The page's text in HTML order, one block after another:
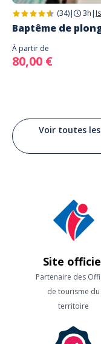
to her ! We always
vines from close and
you enjoyed that and
(34)| 3h |
Baptême de
À partir de
80,00 €
Voir toutes
Site
Partenaire des
de tourisme du
territoire